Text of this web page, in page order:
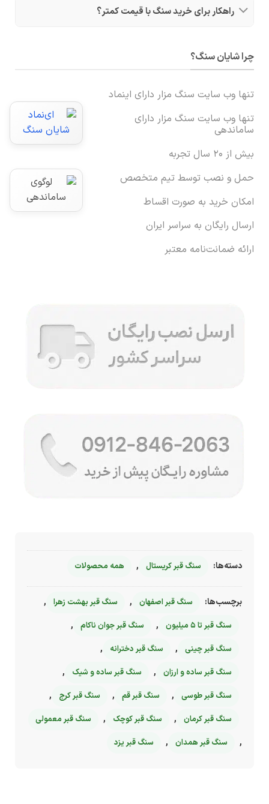
راهکار برای خرید سنگ با قیمت کمتر؟
چرا شایان سنگ؟
تنها وب سایت سنگ مزار دارای اینماد
تنها وب سایت سنگ مزار دارای
ساماندهی
بیش از ۲۰ سال تجربه
حمل و نصب توسط تیم متخصص
امکان خرید به صورت اقساط
ارسال رایگان به سراسر ایران
ارائه ضمانت‌نامه معتبر
دسته‌ها: سنگ قبر کریستال , همه محصولات
برچسب‌ها: سنگ قبر اصفهان , سنگ قبر بهشت زهرا ,
سنگ قبر تا 5 میلیون , سنگ قبر جوان ناکام ,
سنگ قبر چینی , سنگ قبر دخترانه ,
سنگ قبر ساده و ارزان , سنگ قبر ساده و شیک ,
سنگ قبر طوسی , سنگ قبر قم , سنگ قبر کرج ,
سنگ قبر کرمان , سنگ قبر کوچک , سنگ قبر معمولی
سنگ قبر همدان , سنگ قبر یزد